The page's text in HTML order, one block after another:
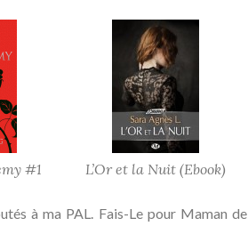
#1 L’Or et la Nuit (Ebook)
à ma PAL. Fais-Le pour Maman de